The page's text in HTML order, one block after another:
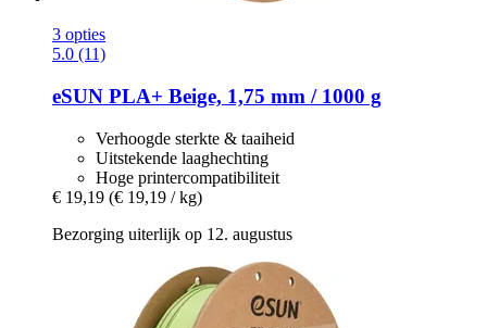
3 opties
5.0 (11)
eSUN PLA+ Beige, 1,75 mm / 1000 g
Verhoogde sterkte & taaiheid
Uitstekende laaghechting
Hoge printercompatibiliteit
€ 19,19 (€ 19,19 / kg)
Bezorging uiterlijk op 12. augustus